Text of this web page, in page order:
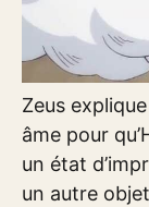
Zeus
âme pour
un état
un autre